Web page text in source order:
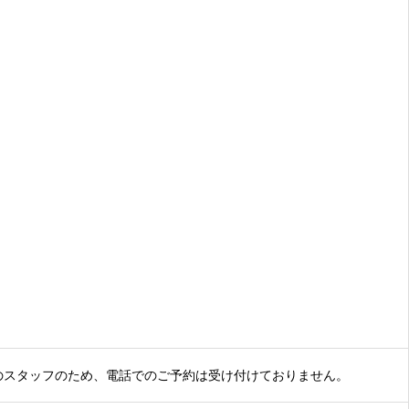
タッフのため、電話でのご予約は受け付けておりません。